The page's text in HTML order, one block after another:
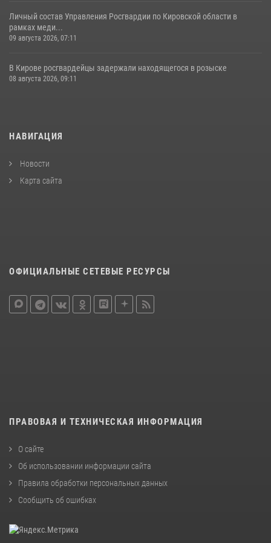
Личный состав Управления Росгвардии по Кировской области в
рамках меди...
09 августа 2026, 07:11
В Кирове росгвардейцы задержали находящегося в розыске
08 августа 2026, 09:11
НАВИГАЦИЯ
Новости
Карта сайта
ОФИЦИАЛЬНЫЕ СЕТЕВЫЕ РЕСУРСЫ
ПРАВОВАЯ И ТЕХНИЧЕСКАЯ ИНФОРМАЦИЯ
О сайте
Об использовании информации сайта
Правила обработки персональных данных
Сообщить об ошибках